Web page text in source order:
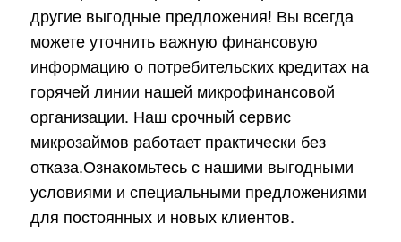
другие выгодные предложения! Вы всегда
можете уточнить важную финансовую
информацию о потребительских кредитах на
горячей линии нашей микрофинансовой
организации. Наш срочный сервис
микрозаймов работает практически без
отказа.Ознакомьтесь с нашими выгодными
условиями и специальными предложениями
для постоянных и новых клиентов.